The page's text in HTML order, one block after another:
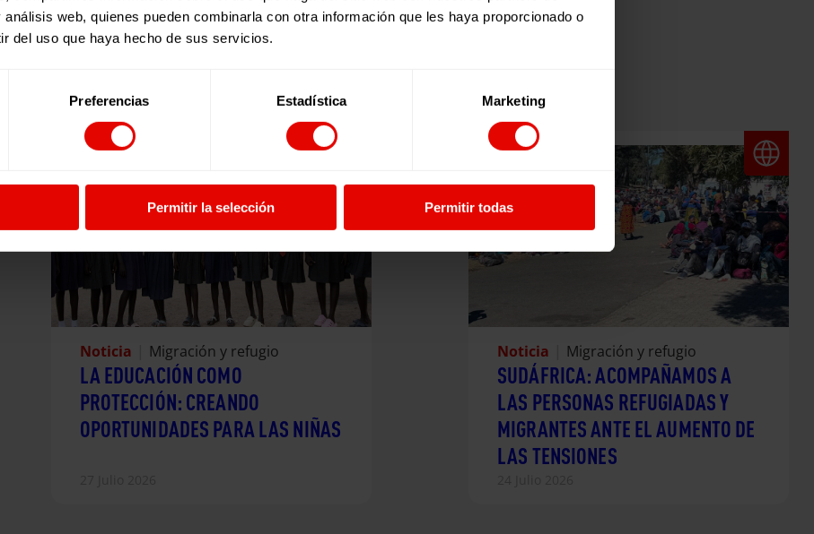
web, quienes pueden combinarla con otra información que les haya proporcionado o
del uso que haya hecho de sus servicios.
Preferencias Estadística Marketing
Permitir la selección Permitir todas
Noticias relacionadas:
Noticia Migración y refugio
LA EDUCACIÓN COMO
PROTECCIÓN: CREANDO
OPORTUNIDADES PARA LAS NIÑAS
Noticia Migración y refugio
SUDÁFRICA: ACOMPAÑAMOS A
LAS PERSONAS REFUGIADAS Y
MIGRANTES ANTE EL AUMENTO DE
LAS TENSIONES